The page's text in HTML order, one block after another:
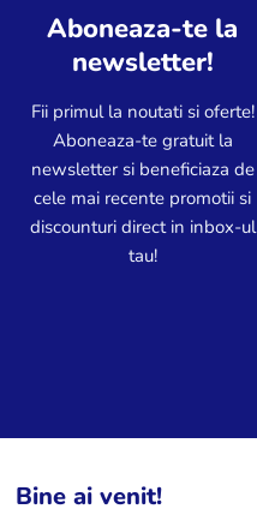
Aboneaza-te la
newsletter!
Fii primul la noutati si oferte!
Aboneaza-te gratuit la
newsletter si beneficiaza de
cele mai recente promotii si
discounturi direct in inbox-ul
tau!
Bine ai venit!